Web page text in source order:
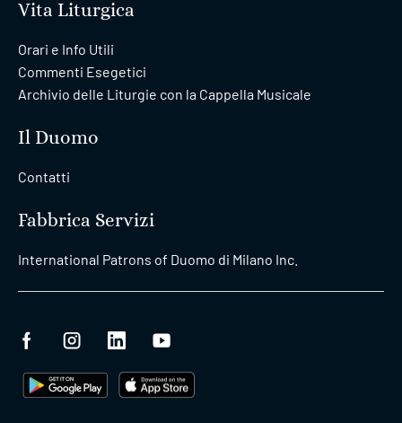
Vita Liturgica
Orari e Info Utili
Commenti Esegetici
Archivio delle Liturgie con la Cappella Musicale
Il Duomo
Contatti
Fabbrica Servizi
International Patrons of Duomo di Milano Inc.